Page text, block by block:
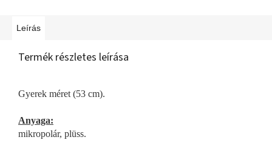
Leírás
Termék részletes leírása
Gyerek méret (53 cm).
Anyaga:
mikropolár, plüss.